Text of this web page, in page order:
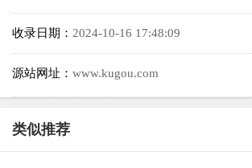
收录日期： 2024-10-16 17:48:09
源站网址： www.kugou.com
类似推荐